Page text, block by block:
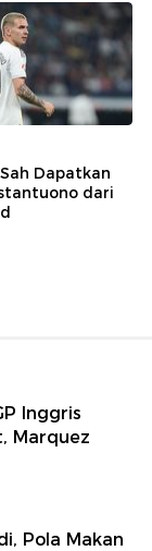
Dapatkan
dari
Inggris
Marquez
Pola Makan